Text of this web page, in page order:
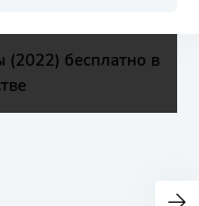
(2022) бесплатно в